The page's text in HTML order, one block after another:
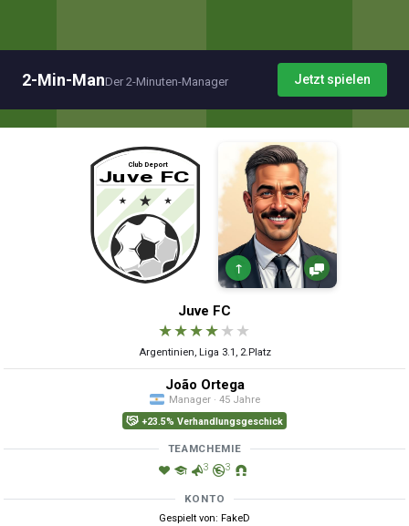
2-Min-ManDer 2-Minuten-Manager Jetzt spielen
↑
Juve FC
★★★★★ ★
Argentinien, Liga 3.1, 2.Platz
João Ortega
Manager · 45 Jahre
+23.5% Verhandlungsgeschick
TEAMCHEMIE
3 3
KONTO
Gespielt von: FakeD